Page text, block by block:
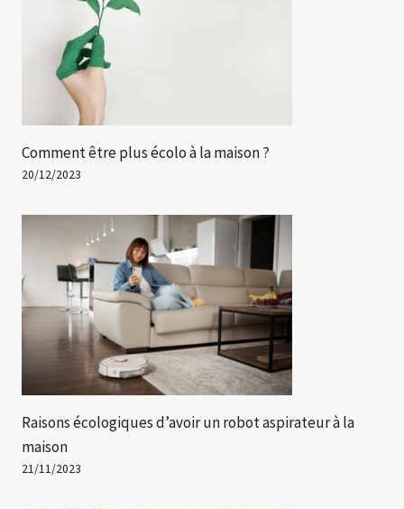
Comment être plus écolo à la maison ?
20/12/2023
Raisons écologiques d’avoir un robot aspirateur à la
maison
21/11/2023